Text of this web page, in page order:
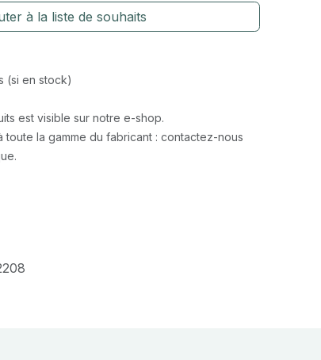
à la liste de souhaits
(si en stock)
est visible sur notre e-shop.
la gamme du fabricant : contactez-nous